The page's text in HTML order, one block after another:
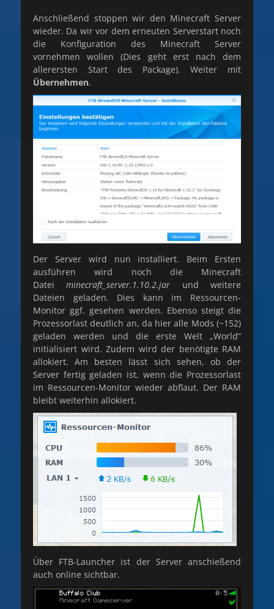
Anschließend stoppen wir den Minecraft Server
wieder. Da wir vor dem erneuten Serverstart noch
die Konfiguration des Minecraft Server
vornehmen wollen (Dies geht erst nach dem
allerersten Start des Package). Weiter mit
Übernehmen.
Der Server wird nun installiert. Beim Ersten
ausführen wird noch die Minecraft
Dateiminecraft_server.1.10.2.jar und weitere
Dateien geladen. Dies kann im Ressourcen-
Monitor ggf. gesehen werden. Ebenso steigt die
Prozessorlast deutlich an, da hier alle Mods (~152)
geladen werden und die erste Welt „World“
initialisiert wird. Zudem wird der benötigte RAM
allokiert. Am besten lässt sich sehen, ob der
Server fertig geladen ist, wenn die Prozessorlast
im Ressourcen-Monitor wieder abflaut. Der RAM
bleibt weiterhin allokiert.
Über FTB-Launcher ist der Server anschießend
auch online sichtbar.